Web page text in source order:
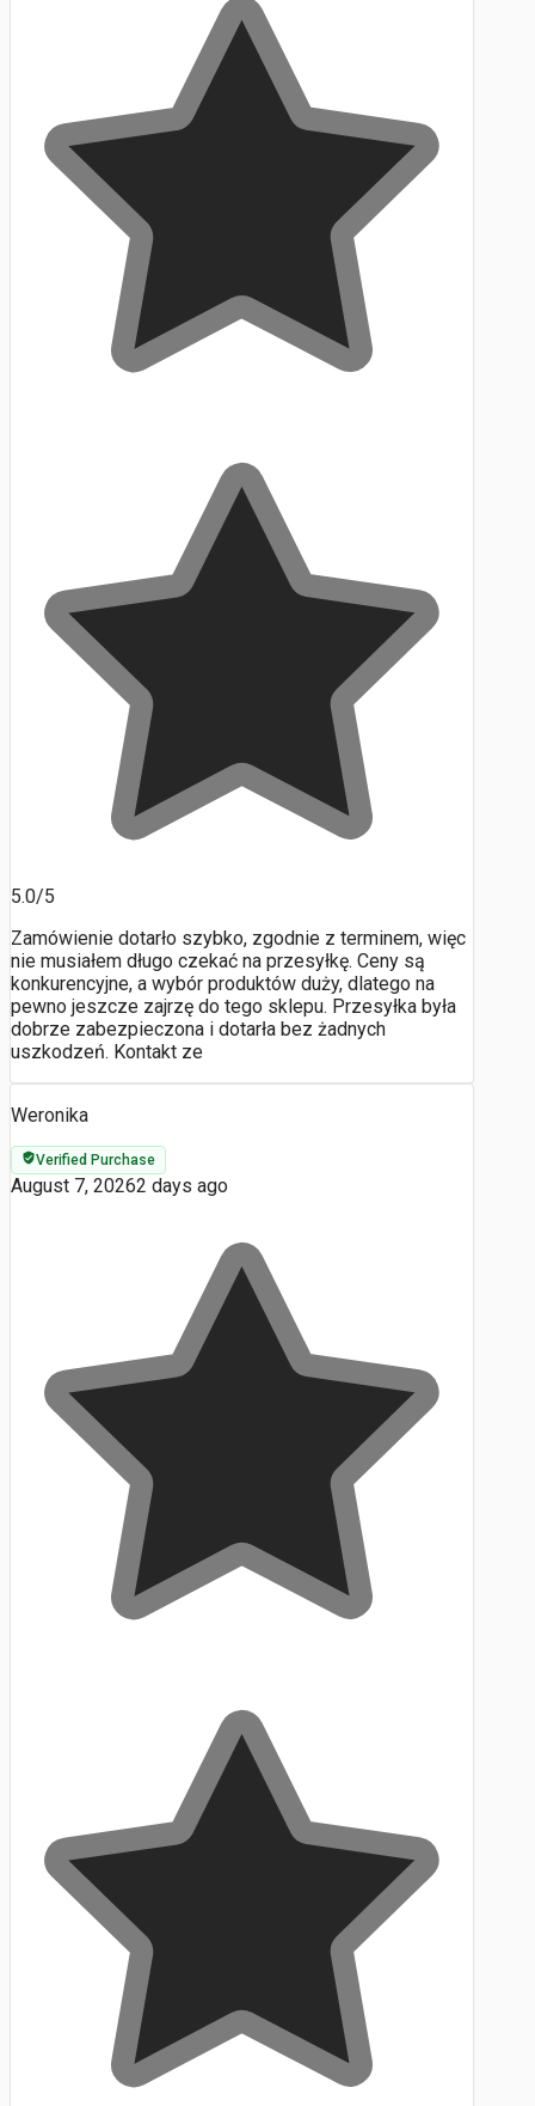
5.0/5
Zamówienie dotarło szybko, zgodnie z terminem, więc
nie musiałem długo czekać na przesyłkę. Ceny są
konkurencyjne, a wybór produktów duży, dlatego na
pewno jeszcze zajrzę do tego sklepu. Przesyłka była
dobrze zabezpieczona i dotarła bez żadnych
uszkodzeń. Kontakt ze
Weronika
Verified Purchase
August 7, 20262 days ago